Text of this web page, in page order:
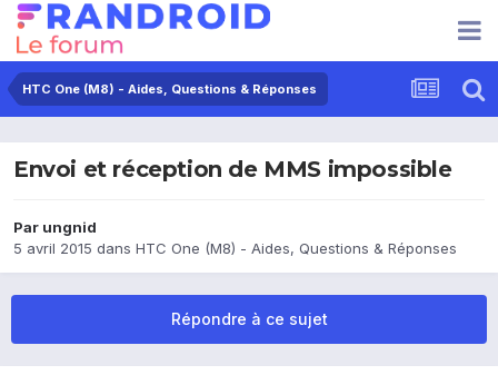
HTC One (M8) - Aides, Questions & Réponses
Envoi et réception de MMS impossible
Par ungnid
5 avril 2015 dans HTC One (M8) - Aides, Questions & Réponses
Répondre à ce sujet